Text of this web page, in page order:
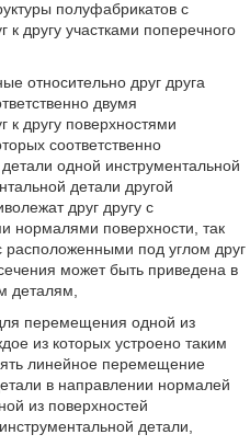
полуфабрикатов с
другу участками поперечного
относительно друг друга
двумя
другу поверхностями
соответственно
одной инструментальной
детали другой
друг другу с
нормалями поверхности, так
расположенными под углом друг
может быть приведена в
деталям,
перемещения одной из
из которых устроено таким
линейное перемещение
в направлении нормалей
из поверхностей
детали,